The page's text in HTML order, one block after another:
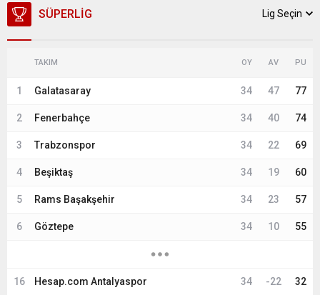
SÜPERLIG Lig Seçin
TAKIM OY AV PU
1 Galatasaray 34 47 77
2 Fenerbahçe 34 40 74
3 Trabzonspor 34 22 69
4 Beşiktaş 34 19 60
5 Rams Başakşehir 34 23 57
6 Göztepe 34 10 55
16 Hesap.com Antalyaspor 34 -22 32